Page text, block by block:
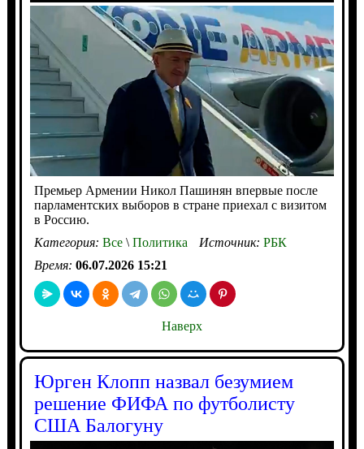
Премьер Армении Никол Пашинян впервые после
парламентских выборов в стране приехал с визитом
в Россию.
Категория: Все\Политика Источник: РБК
Время: 06.07.2026 15:21
Наверх
Юрген Клопп назвал безумием
решение ФИФА по футболисту
США Балогуну